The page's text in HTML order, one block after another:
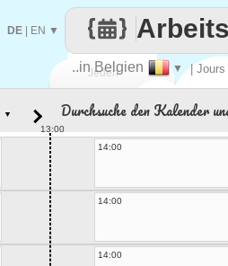
Jeden
..in Belgien ▼ | Jours
DE EN ▼
▼ Durchsuche den Kalender
13:00
14:00
14:00
14:00